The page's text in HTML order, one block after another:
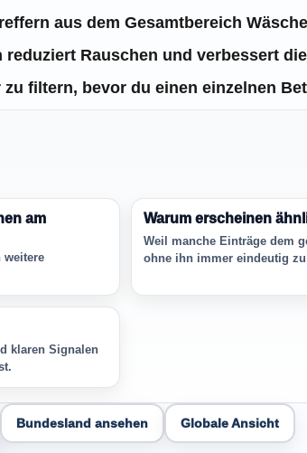
aus dem Gesamtbereich
reduziert Rauschen und verbessert
filtern, bevor du einen einzelnen
am
weitere
Warum erscheinen
Weil manche Einträge dem
ohne ihn immer eindeutig
klaren Signalen
Bundesland ansehen Globale Ansicht